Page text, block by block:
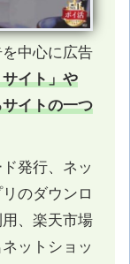
中心に広告
イト」や
イトの一つ
発行、ネッ
のダウンロ
、楽天市場
ットショッ